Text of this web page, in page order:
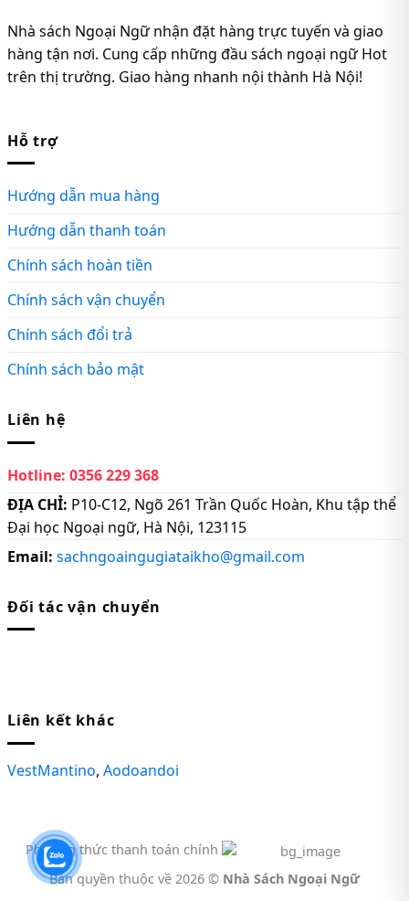
Nhà sách Ngoại Ngữ nhận đặt hàng trực tuyến và giao
hàng tận nơi. Cung cấp những đầu sách ngoại ngữ Hot
trên thị trường. Giao hàng nhanh nội thành Hà Nội!
Hỗ trợ
Hướng dẫn mua hàng
Hướng dẫn thanh toán
Chính sách hoàn tiền
Chính sách vận chuyển
Chính sách đổi trả
Chính sách bảo mật
Liên hệ
Hotline: 0356 229 368
ĐỊA CHỈ: P10-C12, Ngõ 261 Trần Quốc Hoàn, Khu tập thể
Đại học Ngoại ngữ, Hà Nội, 123115
Email: sachngoaingugiataikho@gmail.com
Đối tác vận chuyển
Liên kết khác
VestMantino, Aodoandoi
Phương thức thanh toán chính
Bản quyền thuộc về 2026 © Nhà Sách Ngoại Ngữ